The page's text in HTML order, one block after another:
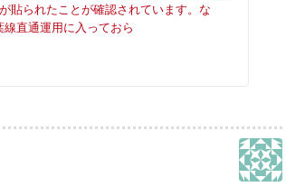
貼られたことが確認されています。な
直通運用に入っておら